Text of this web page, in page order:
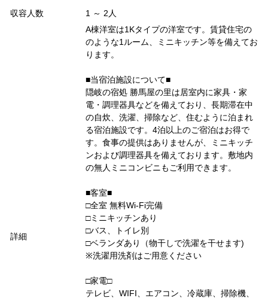
収容人数 1 ～ 2人
詳細
A棟洋室は1Kタイプの洋室です。賃貸住宅の
のような1ルーム、ミニキッチン等を備えてお
ります。
■当宿泊施設について■
隠岐の宿処 勝馬屋の里は居室内に家具・家
電・調理器具などを備えており、長期滞在中
の自炊、洗濯、掃除など、住むように泊まれ
る宿泊施設です。4泊以上のご宿泊はお得で
す。食事の提供はありませんが、ミニキッチ
ンおよび調理器具を備えております。敷地内
の無人ミニコンビニもご利用できます。
■客室■
□全室 無料Wi-Fi完備
□ミニキッチンあり
□バス、トイレ別
□ベランダあり（物干しで洗濯を干せます)
※洗濯用洗剤はご用意ください
□家電□
テレビ、WIFI、エアコン、冷蔵庫、掃除機、